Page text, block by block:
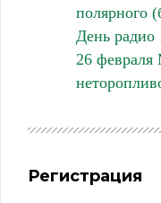
полярного
День радио
26
Регистрация